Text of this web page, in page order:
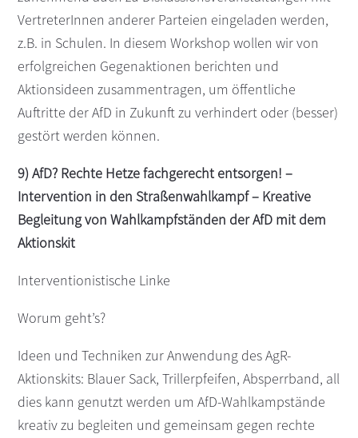
VertreterInnen anderer Parteien eingeladen werden,
z.B. in Schulen. In diesem Workshop wollen wir von
erfolgreichen Gegenaktionen berichten und
Aktionsideen zusammentragen, um öffentliche
Auftritte der AfD in Zukunft zu verhindert oder (besser)
gestört werden können.
9) AfD? Rechte Hetze fachgerecht entsorgen! –
Intervention in den Straßenwahlkampf – Kreative
Begleitung von Wahlkampfständen der AfD mit dem
Aktionskit
Interventionistische Linke
Worum geht’s?
Ideen und Techniken zur Anwendung des AgR-
Aktionskits: Blauer Sack, Trillerpfeifen, Absperrband, all
dies kann genutzt werden um AfD-Wahlkampstände
kreativ zu begleiten und gemeinsam gegen rechte